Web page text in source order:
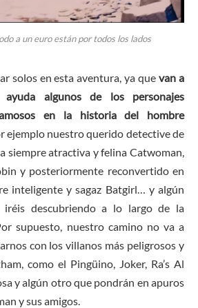
a un euro están por todos los lados
solos en esta aventura, ya quevan a
algunos de los personajes
en la historia del hombre
ejemplo nuestro querido detective de
siempre atractiva y felina Catwoman,
y posteriormente reconvertido en
inteligente y sagaz Batgirl… y algún
iréis descubriendo a lo largo de la
supuesto, nuestro camino no va a
con los villanos más peligrosos y
como el Pingüino, Joker, Ra’s Al
y algún otro que pondrán en apuros
y sus amigos.